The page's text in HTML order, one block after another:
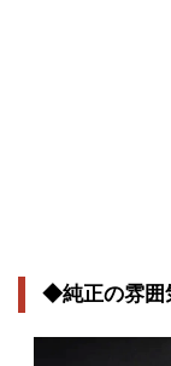
◆純正の雰囲